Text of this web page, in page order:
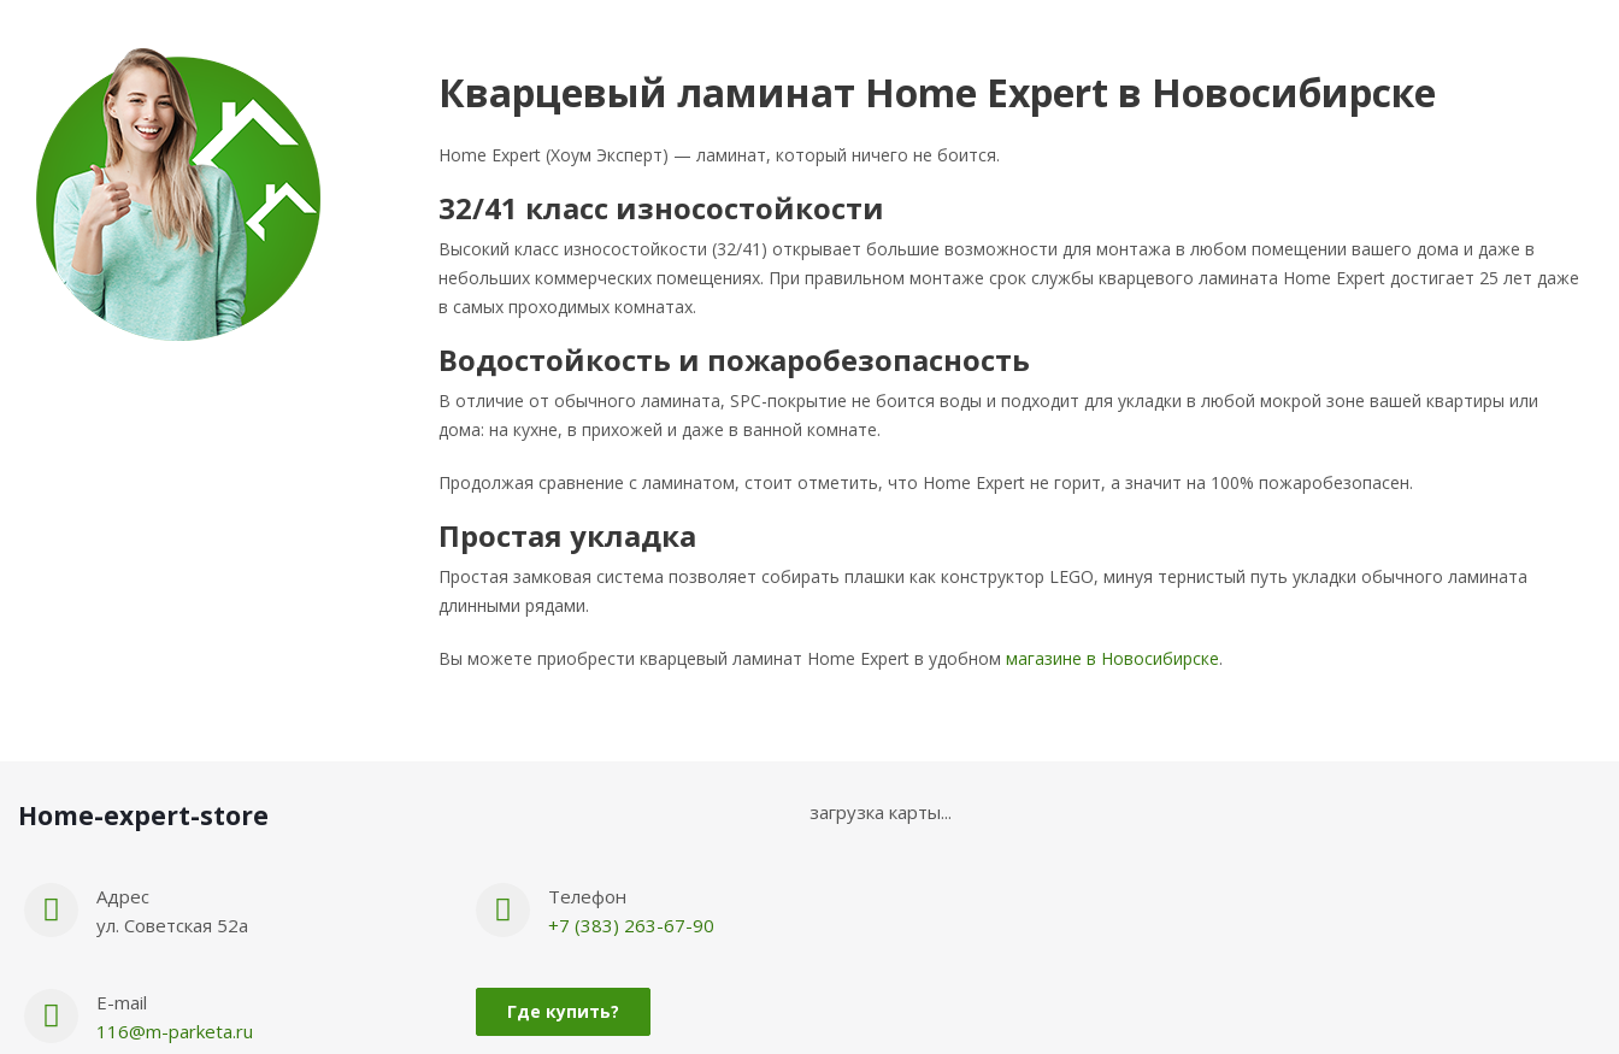
Кварцевый ламинат Home Expert в Новосибирске
Home Expert (Хоум Эксперт) — ламинат, который ничего не боится.
32/41 класс износостойкости
Высокий класс износостойкости (32/41) открывает большие возможности для монтажа в любом помещении вашего дома и даже в
небольших коммерческих помещениях. При правильном монтаже срок службы кварцевого ламината Home Expert достигает 25 лет даже
в самых проходимых комнатах.
Водостойкость и пожаробезопасность
В отличие от обычного ламината, SPC-покрытие не боится воды и подходит для укладки в любой мокрой зоне вашей квартиры или
дома: на кухне, в прихожей и даже в ванной комнате.
Продолжая сравнение с ламинатом, стоит отметить, что Home Expert не горит, а значит на 100% пожаробезопасен.
Простая укладка
Простая замковая система позволяет собирать плашки как конструктор LEGO, минуя тернистый путь укладки обычного ламината
длинными рядами.
Вы можете приобрести кварцевый ламинат Home Expert в удобном магазине в Новосибирске.
Нome-expert-store
Адрес
ул. Советская 52а
Телефон
+7 (383) 263-67-90
E-mail
116@m-parketa.ru
Где купить?
загрузка карты...